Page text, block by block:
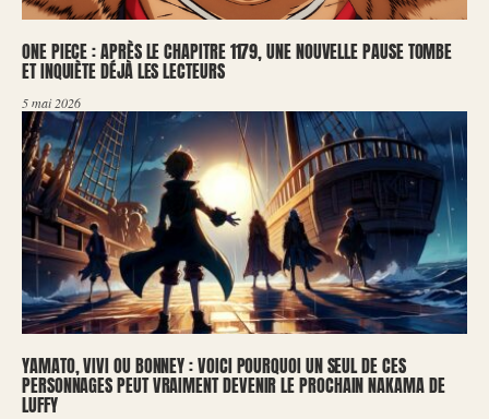
ONE PIECE : APRÈS LE CHAPITRE 1179, UNE NOUVELLE PAUSE TOMBE
ET INQUIÈTE DÉJÀ LES LECTEURS
5 mai 2026
YAMATO, VIVI OU BONNEY : VOICI POURQUOI UN SEUL DE CES
PERSONNAGES PEUT VRAIMENT DEVENIR LE PROCHAIN NAKAMA DE
LUFFY